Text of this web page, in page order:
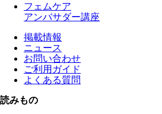
フェムケア
アンバサダー講座
掲載情報
ニュース
お問い合わせ
ご利用ガイド
よくある質問
読みもの